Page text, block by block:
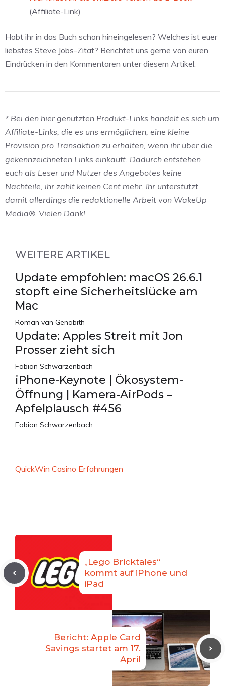
(Affiliate-Link)
Habt ihr in das Buch schon hineingelesen? Welches ist euer
liebstes Steve Jobs-Zitat? Berichtet uns gerne von euren
Eindrücken in den Kommentaren unter diesem Artikel.
* Bei den hier genutzten Produkt-Links handelt es sich um
Affiliate-Links, die es uns ermöglichen, eine kleine
Provision pro Transaktion zu erhalten, wenn ihr über die
gekennzeichneten Links einkauft. Dadurch entstehen
euch als Leser und Nutzer des Angebotes keine
Nachteile, ihr zahlt keinen Cent mehr. Ihr unterstützt
damit allerdings die redaktionelle Arbeit von WakeUp
Media®. Vielen Dank!
WEITERE ARTIKEL
Update empfohlen: macOS 26.6.1
stopft eine Sicherheitslücke am
Mac
Roman van Genabith
Update: Apples Streit mit Jon
Prosser zieht sich
Fabian Schwarzenbach
iPhone-Keynote | Ökosystem-
Öffnung | Kamera-AirPods –
Apfelplausch #456
Fabian Schwarzenbach
QuickWin Casino Erfahrungen
„Lego Bricktales“
kommt auf iPhone und
iPad
Bericht: Apple Card
Savings startet am 17.
April